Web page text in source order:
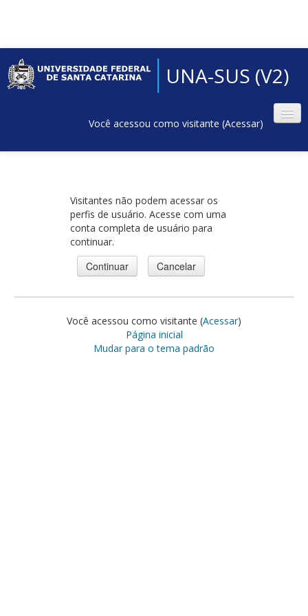
UNA-SUS (V2)
Você acessou como visitante (Acessar)
Visitantes não podem acessar os
perfis de usuário. Acesse com uma
conta completa de usuário para
continuar.
Você acessou como visitante (Acessar)
Página inicial
Mudar para o tema padrão